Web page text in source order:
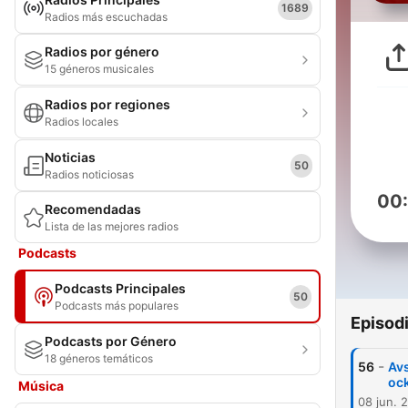
Radios más escuchadas
1689
Radios por género
15 géneros musicales
Radios por regiones
Radios locales
Noticias
Radios noticiosas
50
Recomendadas
Lista de las mejores radios
Podcasts
Podcasts Principales
Podcasts más populares
50
Podcasts por Género
18 géneros temáticos
Música
56 -
08 jun.